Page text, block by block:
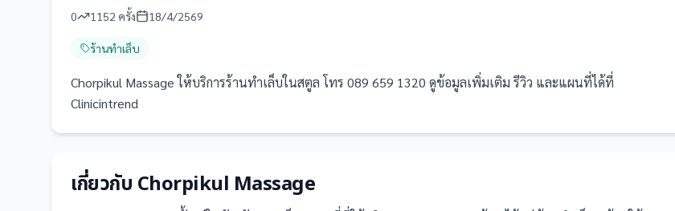
0 1152 ครั้ง 18/4/2569
ร้านทำเล็บ
Chorpikul Massage ให้บริการร้านทำเล็บในสตูล โทร 089 659 1320 ดูข้อมูลเพิ่มเติม รีวิว และแผนที่ได้ที่
Clinicintrend
เกี่ยวกับ Chorpikul Massage